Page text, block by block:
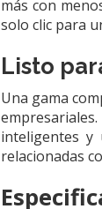
más con
solo clic para
Listo
Una gama
inteligentes y
relacionadas